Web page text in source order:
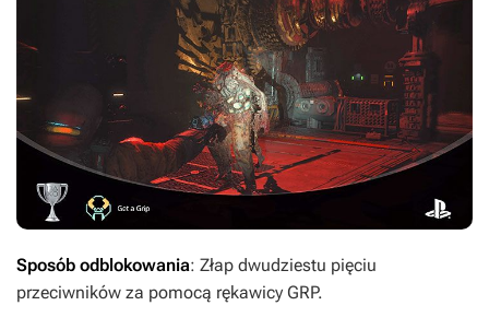
Sposób odblokowania: Złap dwudziestu pięciu
przeciwników za pomocą rękawicy GRP.